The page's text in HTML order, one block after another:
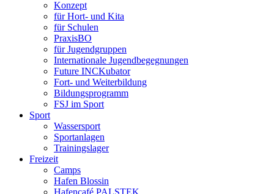
Konzept
für Hort- und Kita
für Schulen
PraxisBO
für Jugendgruppen
Internationale Jugendbegegnungen
Future INCKubator
Fort- und Weiterbildung
Bildungsprogramm
FSJ im Sport
Sport
Wassersport
Sportanlagen
Trainingslager
Freizeit
Camps
Hafen Blossin
Hafencafé PALSTEK